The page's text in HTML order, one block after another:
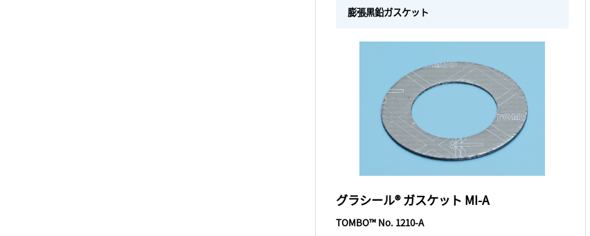
膨張黒鉛ガスケット
グラシール® ガスケット MI-A
TOMBO™ No. 1210-A